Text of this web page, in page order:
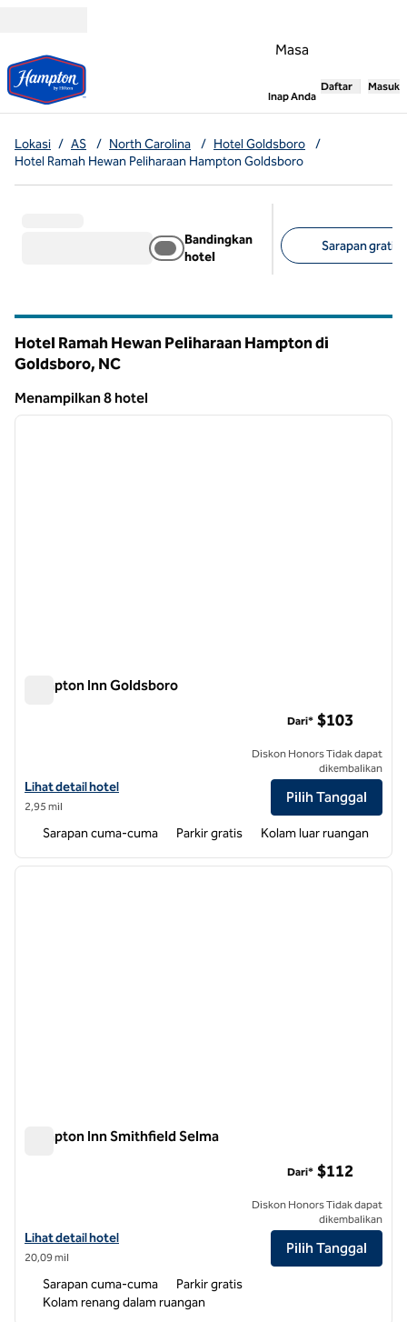
Masa
Inap Anda,Membuka
Daftar Masuk
Lokasi / AS / North Carolina / Hotel Goldsboro
/
Hotel Ramah Hewan Peliharaan Hampton Goldsboro
Bandingkan
hotel
Sarapan gratis
Hotel Ramah Hewan Peliharaan Hampton di
Goldsboro, NC
Menampilkan 8 hotel
Menampilkan 8 hotel
1 dari 12
Hampton Inn Goldsboro
Lihat detail hotel untuk Hampton Inn Goldsboro
Lihat detail hotel
2,95 mil
Dari* $103
Diskon Honors Tidak dapat
dikembalikan
Pilih Tanggal
Sarapan cuma-cuma Parkir gratis Kolam luar ruangan
1 dari 12
Hampton Inn Smithfield Selma
Lihat detail hotel untuk Hampton Inn Smithfield Selma
Lihat detail hotel
20,09 mil
Dari* $112
Diskon Honors Tidak dapat
dikembalikan
Pilih Tanggal
Sarapan cuma-cuma
Parkir gratis
Kolam renang dalam ruangan